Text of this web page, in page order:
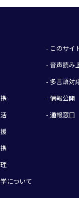
について
- このサイ
- 音声読み
- 多言語対
- 情報公開
- 通報窓口